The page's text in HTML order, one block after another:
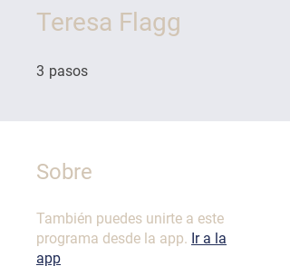
Teresa Flagg
3 pasos
Sobre
También puedes unirte a este
programa desde la app. Ir a la
app